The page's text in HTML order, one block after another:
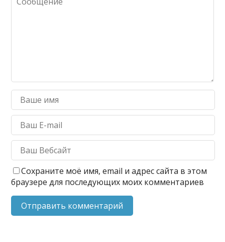
Сохраните моё имя, email и адрес сайта в этом
браузере для последующих моих комментариев